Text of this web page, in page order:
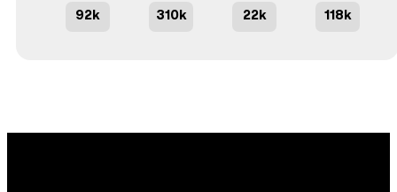
92k 310k 22k 118k